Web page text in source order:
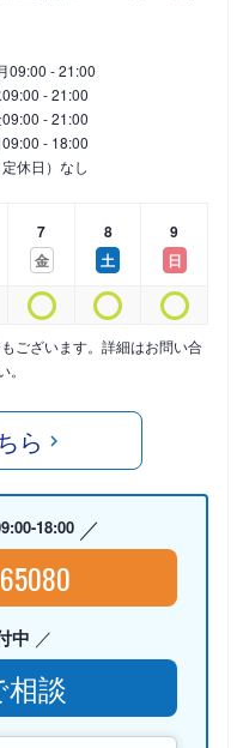
09:00 - 21:00
09:00 - 21:00
09:00 - 21:00
09:00 - 18:00
定休日）なし
7
金
8
土
9
日
ございます。詳細はお問い合
ら
18:00
中
相談